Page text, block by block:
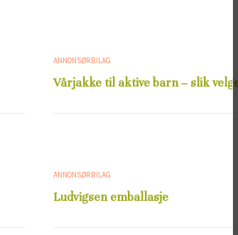
ANNONSØRBILAG
Vårjakke til aktive barn – slik
ANNONSØRBILAG
Ludvigsen emballasje